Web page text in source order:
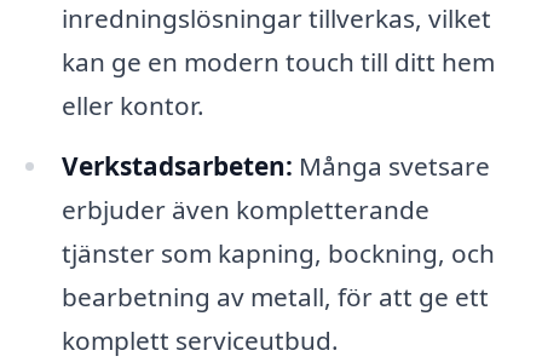
inredningslösningar tillverkas, vilket
kan ge en modern touch till ditt hem
eller kontor.
Verkstadsarbeten: Många svetsare
erbjuder även kompletterande
tjänster som kapning, bockning, och
bearbetning av metall, för att ge ett
komplett serviceutbud.